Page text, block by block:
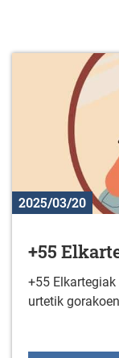
2025/03/20
+55
+55
urtetik